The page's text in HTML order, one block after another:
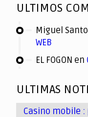
ULTIMOS
Miguel
WEB
EL FOGON en
ULTIMAS
Casino mobile